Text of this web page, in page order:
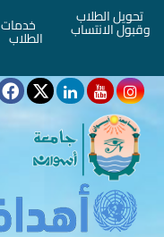
تحويل الطلاب
وقبول الانتساب خدمات
الطلاب